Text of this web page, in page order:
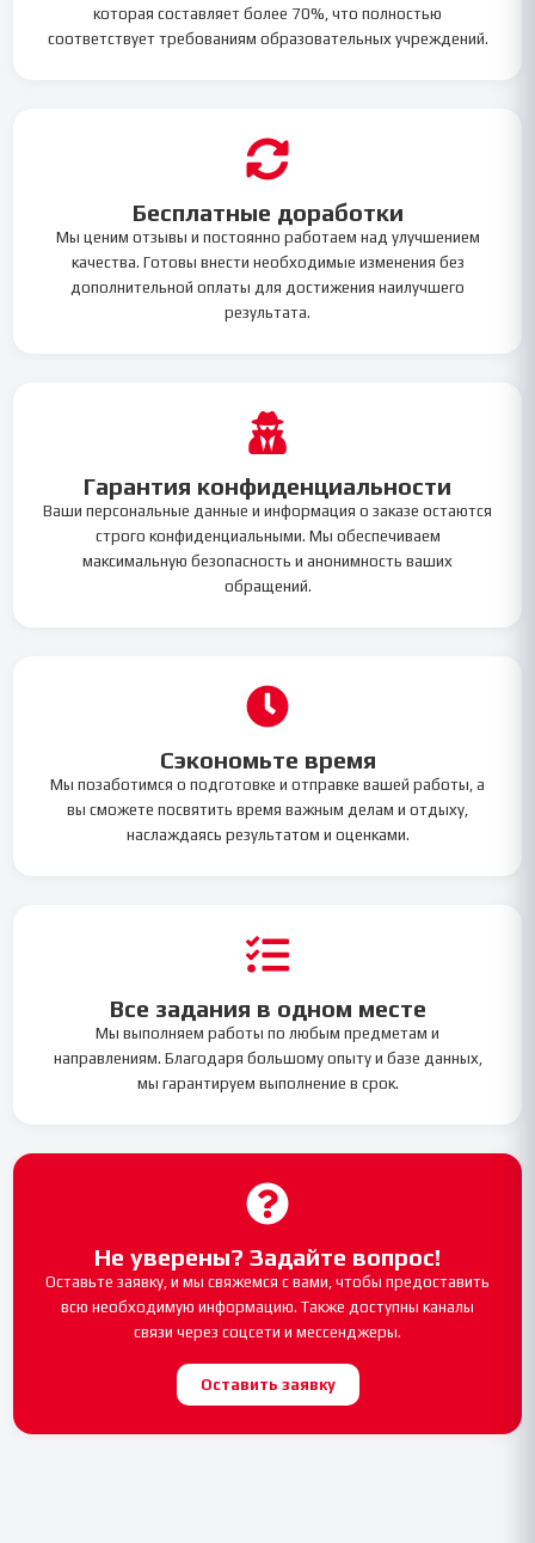
которая составляет более 70%, что полностью
соответствует требованиям образовательных учреждений.
Бесплатные доработки
Мы ценим отзывы и постоянно работаем над улучшением
качества. Готовы внести необходимые изменения без
дополнительной оплаты для достижения наилучшего
результата.
Гарантия конфиденциальности
Ваши персональные данные и информация о заказе остаются
строго конфиденциальными. Мы обеспечиваем
максимальную безопасность и анонимность ваших
обращений.
Сэкономьте время
Мы позаботимся о подготовке и отправке вашей работы, а
вы сможете посвятить время важным делам и отдыху,
наслаждаясь результатом и оценками.
Все задания в одном месте
Мы выполняем работы по любым предметам и
направлениям. Благодаря большому опыту и базе данных,
мы гарантируем выполнение в срок.
Не уверены? Задайте вопрос!
Оставьте заявку, и мы свяжемся с вами, чтобы предоставить
всю необходимую информацию. Также доступны каналы
связи через соцсети и мессенджеры.
Оставить заявку